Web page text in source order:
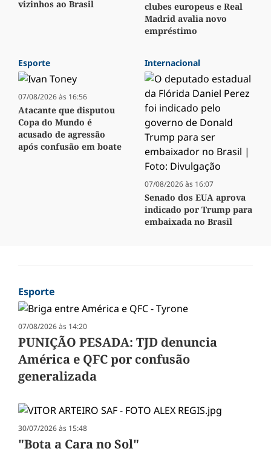
vizinhos ao Brasil
clubes europeus e Real
Madrid avalia novo
empréstimo
Esporte
07/08/2026 às 16:56
Atacante que disputou
Copa do Mundo é
acusado de agressão
após confusão em boate
Internacional
07/08/2026 às 16:07
Senado dos EUA aprova
indicado por Trump para
embaixada no Brasil
Esporte
07/08/2026 às 14:20
PUNIÇÃO PESADA: TJD denuncia
América e QFC por confusão
generalizada
30/07/2026 às 15:48
"Bota a Cara no Sol"